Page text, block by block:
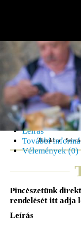
Birtokbor
1,000Ft
Kosárba rakom
Cikkszám:CSZ12
Leírás
További
Vélemények (0)
Pincészetünk
rendelését itt adja
Leírás